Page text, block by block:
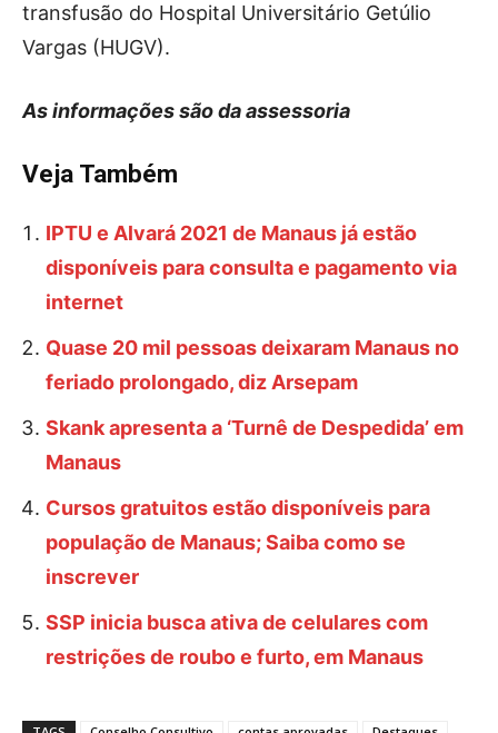
transfusão do Hospital Universitário Getúlio
Vargas (HUGV).
As informações são da assessoria
Veja Também
IPTU e Alvará 2021 de Manaus já estão
disponíveis para consulta e pagamento via
internet
Quase 20 mil pessoas deixaram Manaus no
feriado prolongado, diz Arsepam
Skank apresenta a ‘Turnê de Despedida’ em
Manaus
Cursos gratuitos estão disponíveis para
população de Manaus; Saiba como se
inscrever
SSP inicia busca ativa de celulares com
restrições de roubo e furto, em Manaus